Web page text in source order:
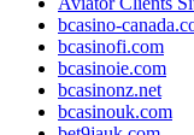
bcasino-
bcasinofi.com
bcasinoie.com
bcasinonz.net
bcasinouk.com